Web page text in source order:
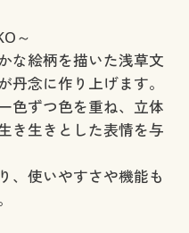
～
な絵柄を描いた浅草文
念に作り上げます。
色ずつ色を重ね、立体
き生きとした表情を与
、使いやすさや機能も